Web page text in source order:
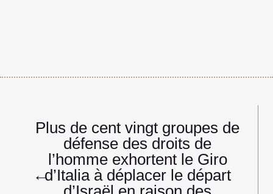
Navigation
de
l’article
←
Plus de cent vingt groupes de
défense des droits de
l’homme exhortent le Giro
d’Italia à déplacer le départ